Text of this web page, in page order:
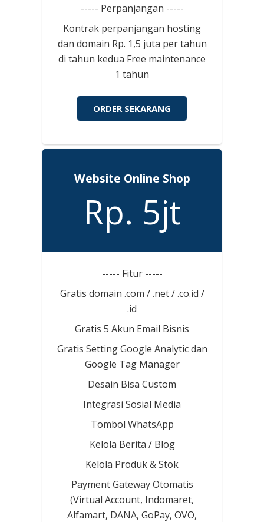
----- Perpanjangan -----
Kontrak perpanjangan hosting
dan domain Rp. 1,5 juta per tahun
di tahun kedua Free maintenance
1 tahun
ORDER SEKARANG
Website Online Shop
Rp. 5jt
----- Fitur -----
Gratis domain .com / .net / .co.id /
.id
Gratis 5 Akun Email Bisnis
Gratis Setting Google Analytic dan
Google Tag Manager
Desain Bisa Custom
Integrasi Sosial Media
Tombol WhatsApp
Kelola Berita / Blog
Kelola Produk & Stok
Payment Gateway Otomatis
(Virtual Account, Indomaret,
Alfamart, DANA, GoPay, OVO,